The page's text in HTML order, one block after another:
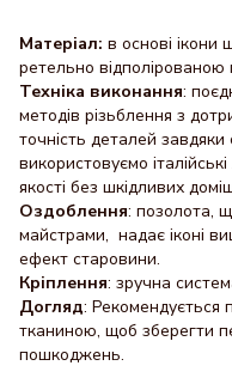
Матеріал: в основі ікони
ретельно
Техніка виконання:
методів різьблення з
точність деталей
використовуємо
якості без шкідливих
Оздоблення: позолота,
майстрами, надає іконі
ефект старовини.
Кріплення: зручна
Догляд:
тканиною, щоб зберегти
пошкоджень.